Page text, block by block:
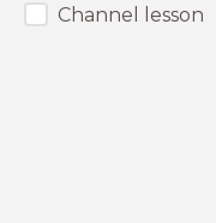
Channel lesson